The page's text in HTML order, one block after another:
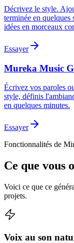
Décrivez le style.
terminée en
idées en morceaux
Essayer
Mureka Music
Écrivez vos paroles
style, définis
en quelques minutes.
Essayer
Fonctionnalités de
Ce que vous
Voici ce que ce
projets.
Voix au son